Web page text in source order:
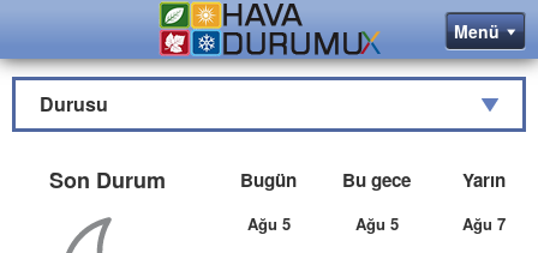
Durusu
Son Durum Bugün
Ağu 5
Bu gece
Ağu 5
Yarın
Ağu 7